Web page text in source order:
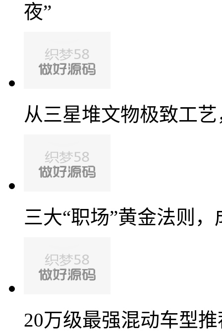
夜”
从三星堆文物极致工
三大“职场”黄金法则
20万级最强混动车型